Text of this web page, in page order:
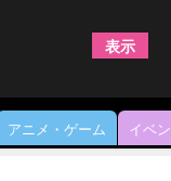
アニメ・ゲーム イベ
表示